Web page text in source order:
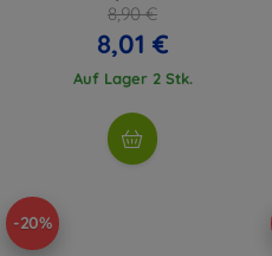
8,90 €
8,01 €
Auf Lager 2 Stk.
-20%